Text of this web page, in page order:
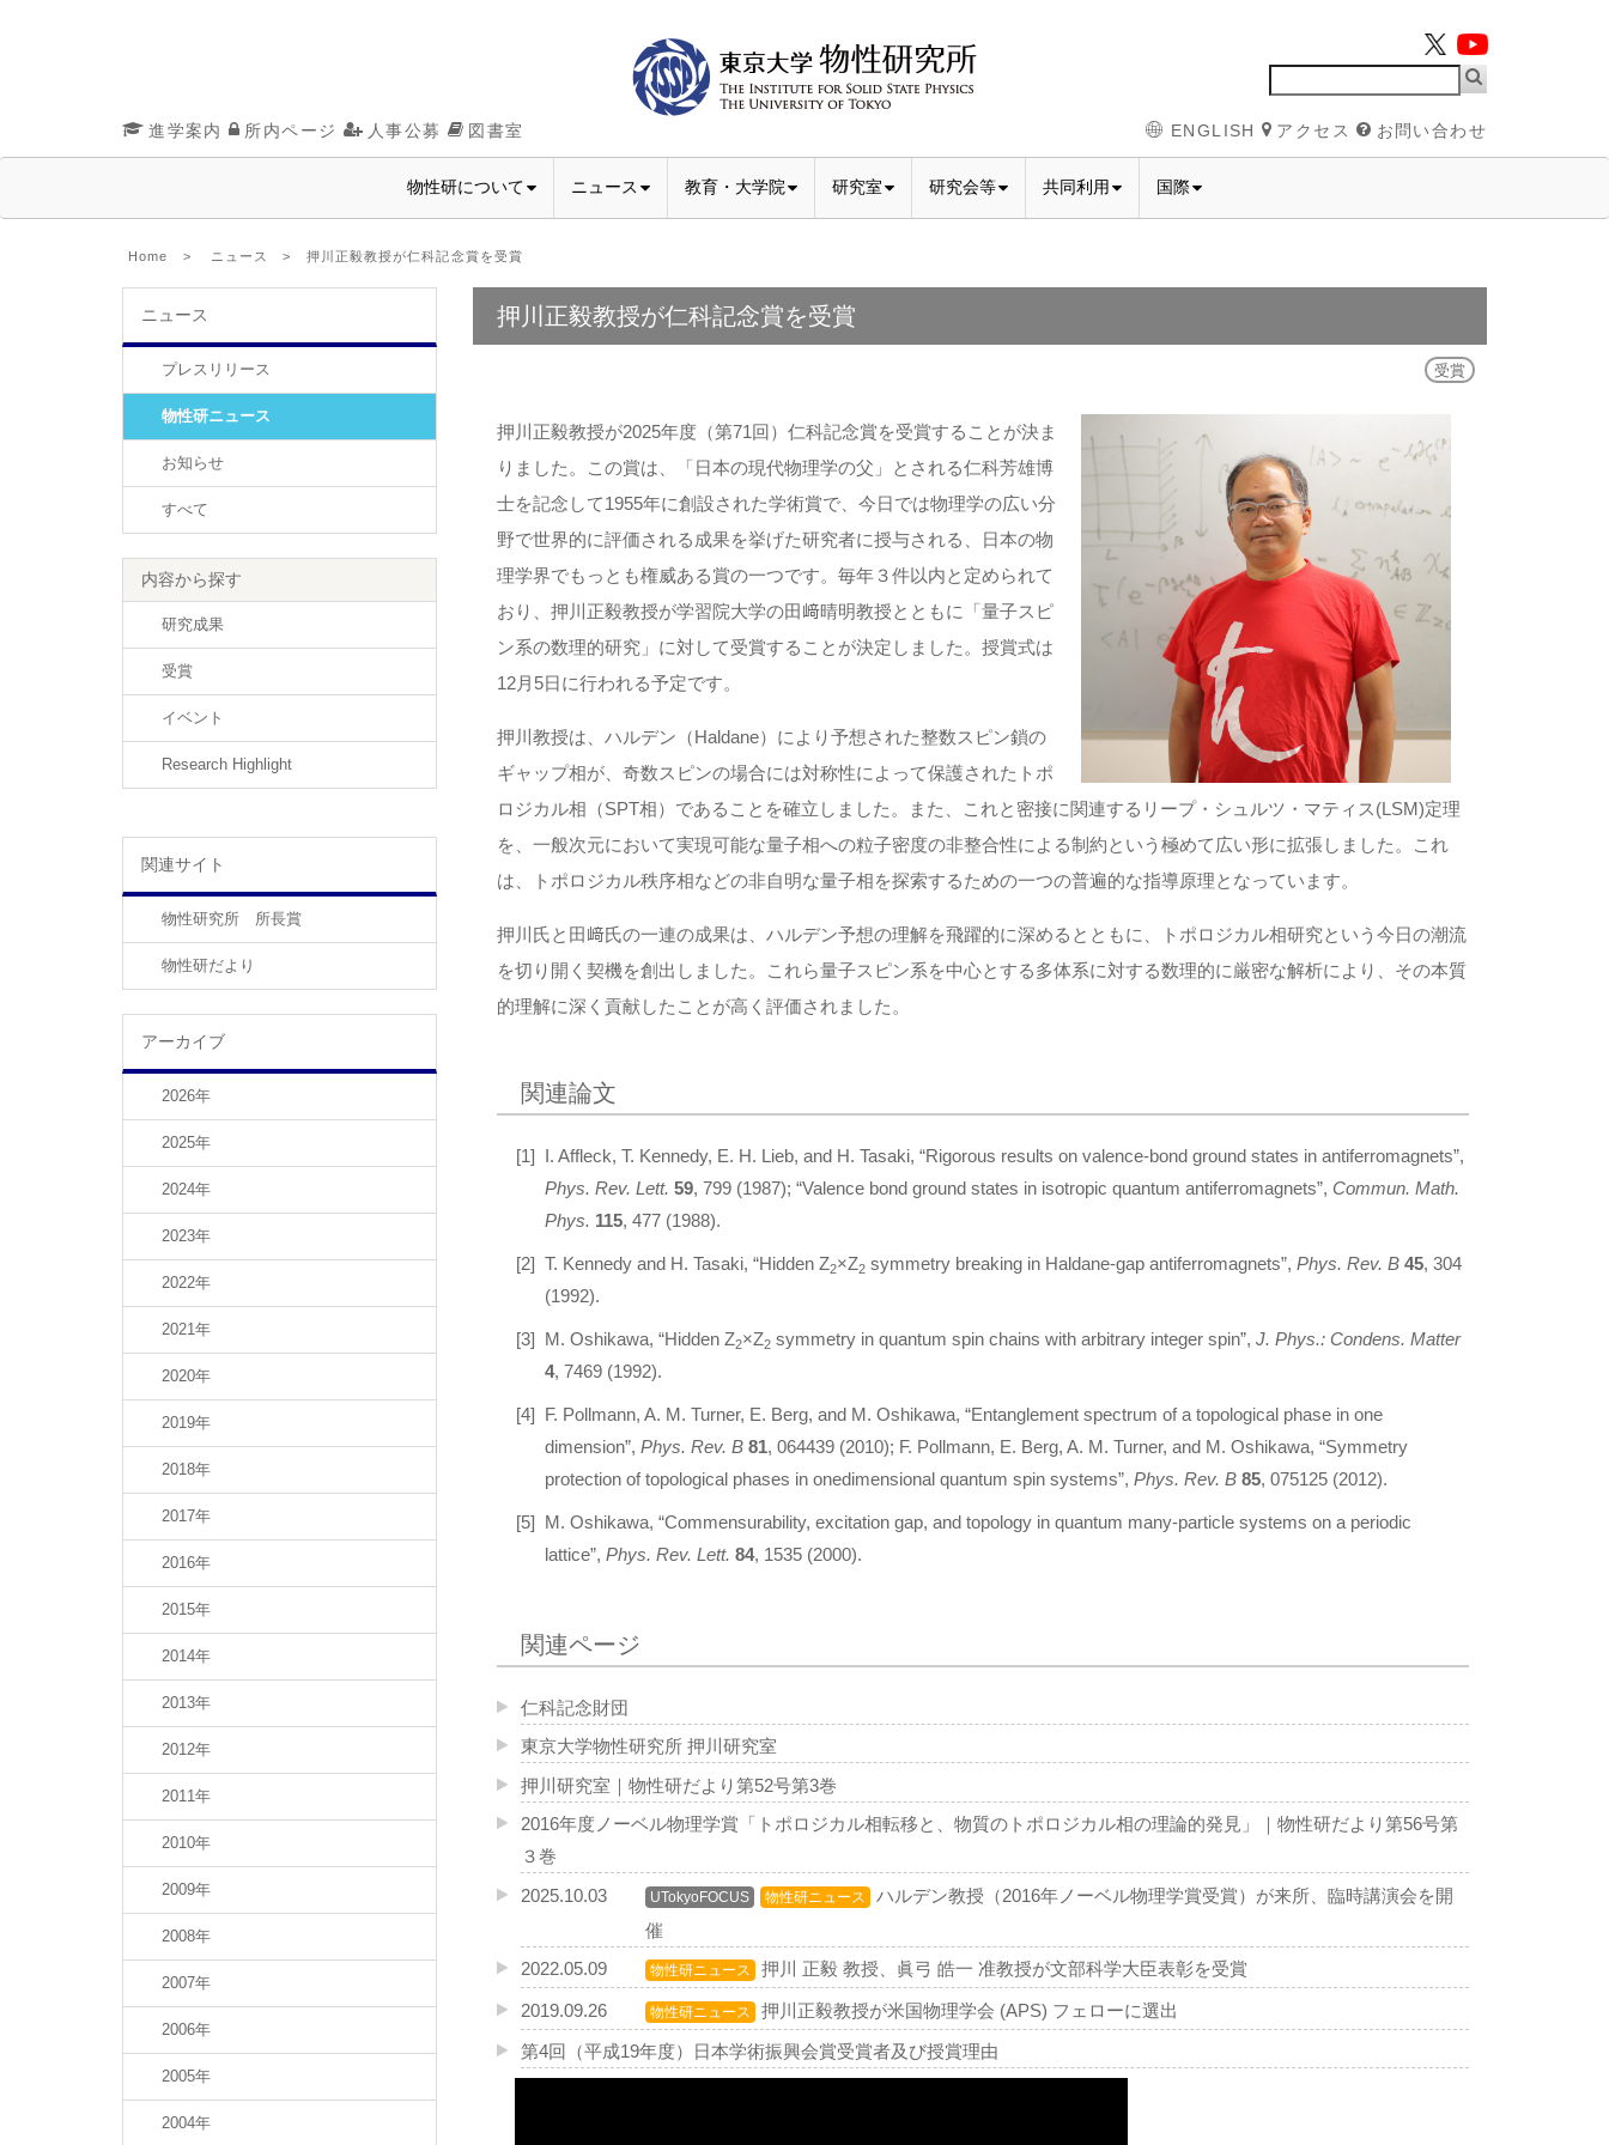
進学案内 所内ページ 人事公募 図書室 ENGLISH アクセス お問い合わせ
物性研について ニュース 教育・大学院 研究室 研究会等 共同利用 国際
Home > ニュース > 押川正毅教授が仁科記念賞を受賞
ニュース
プレスリリース
物性研ニュース
お知らせ
すべて
内容から探す
研究成果
受賞
イベント
Research Highlight
関連サイト
物性研究所 所長賞
物性研だより
アーカイブ
2026年
2025年
2024年
2023年
2022年
2021年
2020年
2019年
2018年
2017年
2016年
2015年
2014年
2013年
2012年
2011年
2010年
2009年
2008年
2007年
2006年
2005年
2004年
押川正毅教授が仁科記念賞を受賞
受賞
押川正毅教授が2025年度（第71回）仁科記念賞を受賞することが決ま
りました。この賞は、「日本の現代物理学の父」とされる仁科芳雄博
士を記念して1955年に創設された学術賞で、今日では物理学の広い分
野で世界的に評価される成果を挙げた研究者に授与される、日本の物
理学界でもっとも権威ある賞の一つです。毎年３件以内と定められて
おり、押川正毅教授が学習院⼤学の⽥﨑晴明教授とともに「量⼦スピ
ン系の数理的研究」に対して受賞することが決定しました。授賞式は
12月5日に行われる予定です。
押川教授は、ハルデン（Haldane）により予想された整数スピン鎖の
ギャップ相が、奇数スピンの場合には対称性によって保護されたトポ
ロジカル相（SPT相）であることを確立しました。また、これと密接に関連するリープ・シュルツ・マティス(LSM)定理
を、一般次元において実現可能な量子相への粒子密度の非整合性による制約という極めて広い形に拡張しました。これ
は、トポロジカル秩序相などの非自明な量子相を探索するための一つの普遍的な指導原理となっています。
押川⽒と⽥﨑⽒の一連の成果は、ハルデン予想の理解を⾶躍的に深めるとともに、トポロジカル相研究という今⽇の潮流
を切り開く契機を創出しました。これら量⼦スピン系を中⼼とする多体系に対する数理的に厳密な解析により、その本質
的理解に深く貢献したことが高く評価されました。
関連論文
I. Affleck, T. Kennedy, E. H. Lieb, and H. Tasaki, “Rigorous results on valence-bond ground states in antiferromagnets”,
Phys. Rev. Lett. 59, 799 (1987); “Valence bond ground states in isotropic quantum antiferromagnets”, Commun. Math.
Phys. 115, 477 (1988).
T. Kennedy and H. Tasaki, “Hidden Z2×Z2symmetry breaking in Haldane-gap antiferromagnets”, Phys. Rev. B 45, 304
(1992).
M. Oshikawa, “Hidden Z2×Z2symmetry in quantum spin chains with arbitrary integer spin”, J. Phys.: Condens. Matter
4, 7469 (1992).
F. Pollmann, A. M. Turner, E. Berg, and M. Oshikawa, “Entanglement spectrum of a topological phase in one
dimension”, Phys. Rev. B 81, 064439 (2010); F. Pollmann, E. Berg, A. M. Turner, and M. Oshikawa, “Symmetry
protection of topological phases in onedimensional quantum spin systems”, Phys. Rev. B 85, 075125 (2012).
M. Oshikawa, “Commensurability, excitation gap, and topology in quantum many-particle systems on a periodic
lattice”, Phys. Rev. Lett. 84, 1535 (2000).
関連ページ
仁科記念財団
東京大学物性研究所 押川研究室
押川研究室｜物性研だより第52号第3巻
2016年度ノーベル物理学賞「トポロジカル相転移と、物質のトポロジカル相の理論的発見」｜物性研だより第56号第
３巻
2025.10.03
UTokyoFOCUS 物性研ニュース
ハルデン教授（2016年ノーベル物理学賞受賞）が来所、臨時講演会を開
催
2022.05.09
物性研ニュース 押川 正毅 教授、眞弓 皓一 准教授が文部科学大臣表彰を受賞
2019.09.26 物性研ニュース 押川正毅教授が米国物理学会 (APS) フェローに選出
第4回（平成19年度）日本学術振興会賞受賞者及び授賞理由